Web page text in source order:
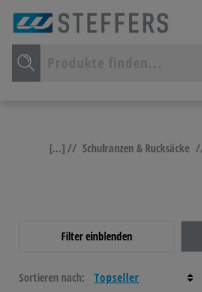
[...] // Schulranzen & Rucksäcke
Filter einblenden
Sortieren nach: